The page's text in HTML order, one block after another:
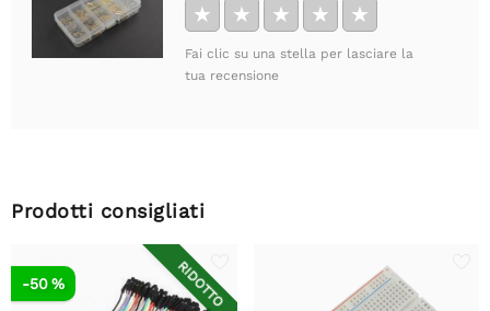
★ ★ ★ ★ ★
Fai clic su una stella per lasciare la
tua recensione
Prodotti consigliati
RIDOTTO
-50 %